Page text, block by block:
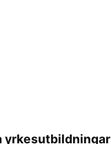
yrkesutbildningar